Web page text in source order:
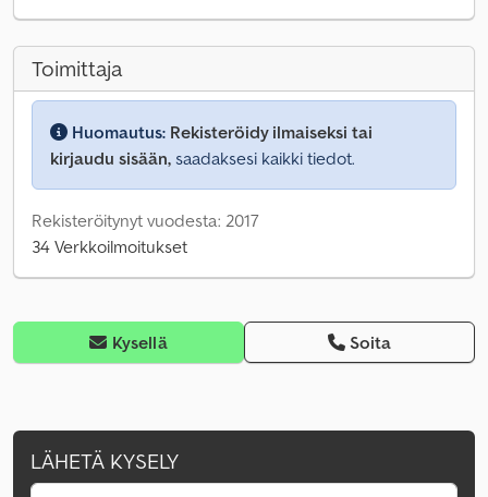
Toimittaja
Huomautus: Rekisteröidy ilmaiseksi tai
kirjaudu sisään, saadaksesi kaikki tiedot.
Rekisteröitynyt vuodesta: 2017
34 Verkkoilmoitukset
Kysellä Soita
LÄHETÄ KYSELY